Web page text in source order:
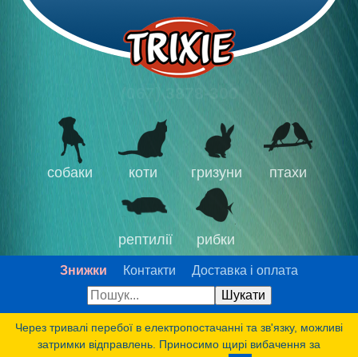
(067) 3878-300
собаки коти гризуни птахи
рептилії рибки
Знижки Контакти Доставка і оплата
Через тривалі перебої в електропостачанні та зв'язку, можливі
затримки відправлень. Приносимо щирі вибачення за